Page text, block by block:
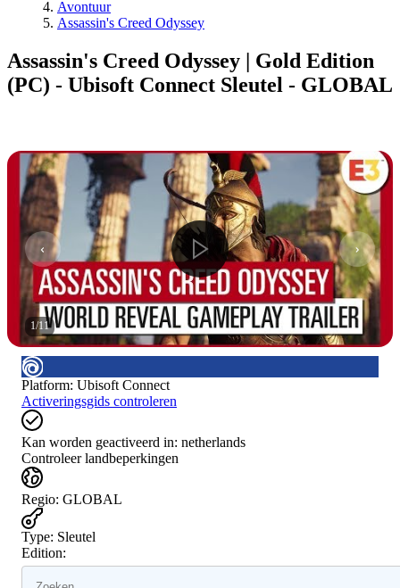
Avontuur
Assassin's Creed Odyssey
Assassin's Creed Odyssey | Gold Edition
(PC) - Ubisoft Connect Sleutel - GLOBAL
1/11
Platform: Ubisoft Connect
Activeringsgids controleren
Kan worden geactiveerd in: netherlands
Controleer landbeperkingen
Regio: GLOBAL
Type: Sleutel
Edition: